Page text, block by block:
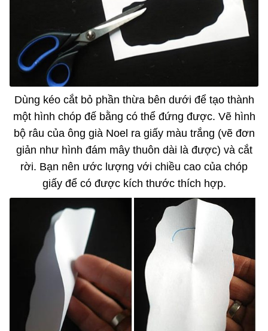
Dùng kéo cắt bỏ phần thừa bên dưới để tạo thành
một hình chóp đế bằng có thể đứng được. Vẽ hình
bộ râu của ông già Noel ra giấy màu trắng (vẽ đơn
giản như hình đám mây thuôn dài là được) và cắt
rời. Bạn nên ước lượng với chiều cao của chóp
giấy để có được kích thước thích hợp.